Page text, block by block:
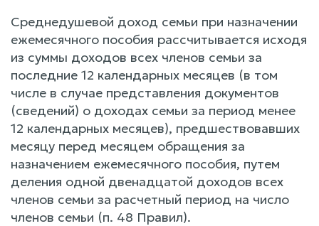
Среднедушевой доход семьи при назначении
ежемесячного пособия рассчитывается исходя
из суммы доходов всех членов семьи за
последние 12 календарных месяцев (в том
числе в случае представления документов
(сведений) о доходах семьи за период менее
12 календарных месяцев), предшествовавших
месяцу перед месяцем обращения за
назначением ежемесячного пособия, путем
деления одной двенадцатой доходов всех
членов семьи за расчетный период на число
членов семьи (п. 48 Правил).